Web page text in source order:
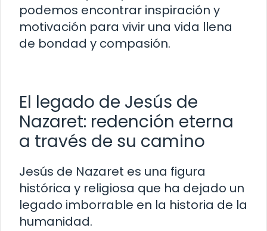
podemos encontrar inspiración y
motivación para vivir una vida llena
de bondad y compasión.
El legado de Jesús de
Nazaret: redención eterna
a través de su camino
Jesús de Nazaret es una figura
histórica y religiosa que ha dejado un
legado imborrable en la historia de la
humanidad.